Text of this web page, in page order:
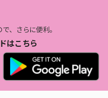
、さらに便利。
はこちら